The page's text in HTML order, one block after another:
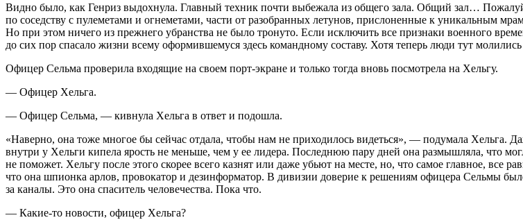
Видно было, как Генриз выдохнула. Главный техник почти выбежала из общего зала. Общий зал…
по соседству с пулеметами и огнеметами, части от разобранных летунов, прислоненные к уникальным
Но при этом ничего из прежнего убранства не было тронуто. Если исключить все признаки военного
до сих пор спасало жизни всему оформившемуся здесь командному составу. Хотя теперь люди тут
Офицер Сельма проверила входящие на своем порт-экране и только тогда вновь посмотрела на Хельгу.
— Офицер Хельга.
— Офицер Сельма, — кивнула Хельга в ответ и подошла.
«Наверно, она тоже многое бы сейчас отдала, чтобы нам не приходилось видеться», — подумала Хельга.
внутри у Хельги кипела ярость не меньше, чем у ее лидера. Последнюю пару дней она размышляла, что
не поможет. Хельгу после этого скорее всего казнят или даже убьют на месте, но, что самое главное, все
что она шпионка арлов, провокатор и дезинформатор. В дивизии доверие к решениям офицера Сельмы
за каналы. Это она спаситель человечества. Пока что.
— Какие-то новости, офицер Хельга?